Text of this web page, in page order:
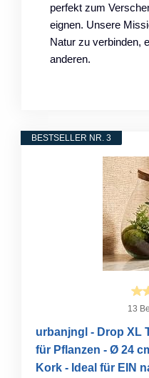
perfekt zum
eignen. Unsere
Natur zu verbinden,
anderen.
BESTSELLER NR. 3
13
urbanjngl - Drop XL
für Pflanzen - Ø 24
Kork - Ideal für EIN